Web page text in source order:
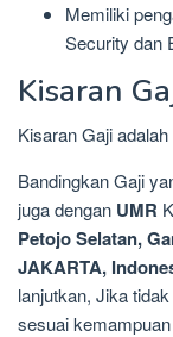
Memiliki
Security dan
Kisaran
Kisaran Gaji
Bandingkan Gaji
juga dengan UMR
Petojo Selatan,
JAKARTA,
lanjutkan, Jika
sesuai